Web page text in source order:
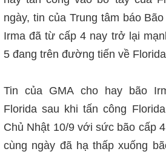
ngày, tin của Trung tâm báo
Irma đã từ cấp 4 nay trở lại
5 đang trên đường tiến về
Tin của GMA cho hay bão
Florida sau khi tấn công
Chủ Nhật 10/9 với sức bão cấp
cùng ngày đã hạ thấp xuống